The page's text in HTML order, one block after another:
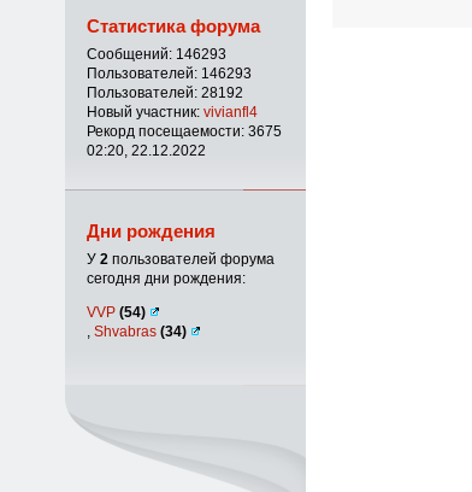
Статистика форума
Сообщений: 146293
Пользователей: 146293
Пользователей: 28192
Новый участник: vivianfl4
Рекорд посещаемости: 3675
02:20, 22.12.2022
Дни рождения
У 2пользователей форума
сегодня дни рождения:
VVP (54)
Shvabras (34)